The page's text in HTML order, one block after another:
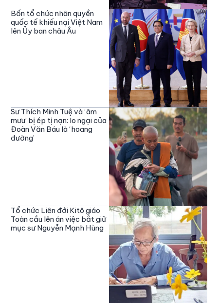
Bốn tổ chức nhân quyền
quốc tế khiếu nại Việt Nam
lên Ủy ban châu Âu
Sư Thích Minh Tuệ và ‘âm
mưu’ bị ép tị nạn: lo ngại của
Đoàn Văn Báu là ‘hoang
đường’
Tổ chức Liên đới Kitô giáo
Toàn cầu lên án việc bắt giữ
mục sư Nguyễn Mạnh Hùng